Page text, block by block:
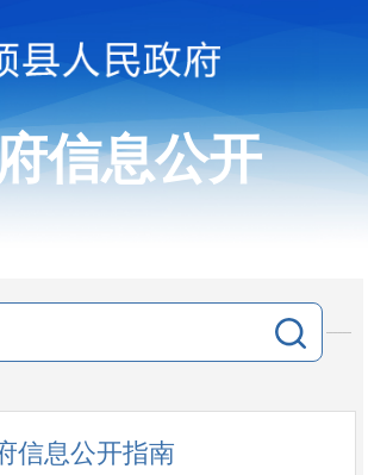
信息公开
信息公开指南